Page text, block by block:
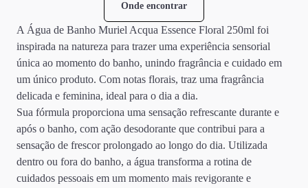
Onde encontrar
A Água de Banho Muriel Acqua Essence Floral 250ml foi
inspirada na natureza para trazer uma experiência sensorial
única ao momento do banho, unindo fragrância e cuidado em
um único produto. Com notas florais, traz uma fragrância
delicada e feminina, ideal para o dia a dia.
Sua fórmula proporciona uma sensação refrescante durante e
após o banho, com ação desodorante que contribui para a
sensação de frescor prolongado ao longo do dia. Utilizada
dentro ou fora do banho, a água transforma a rotina de
cuidados pessoais em um momento mais revigorante e